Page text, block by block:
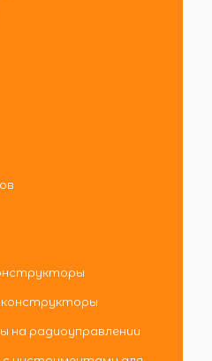
конструкторы
на радиоуправлении